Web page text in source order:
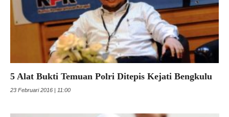
5 Alat Bukti Temuan Polri Ditepis Kejati Bengkulu
23 Februari 2016 | 11:00